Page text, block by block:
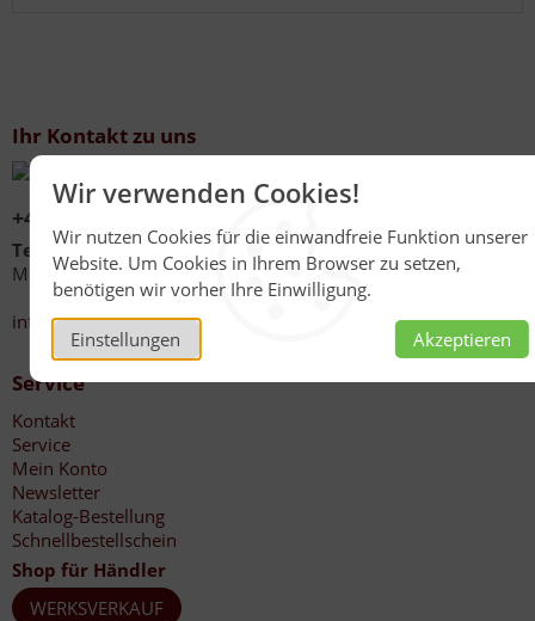
Wir verwenden Cookies!
Wir nutzen Cookies für die einwandfreie Funktion unserer
Website. Um Cookies in Ihrem Browser zu setzen,
benötigen wir vorher Ihre Einwilligung.
Einstellungen Akzeptieren
Ihr Kontakt zu uns
+49 (0)6267 1021
Telefonzeiten
Mo - Fr 08:00 - 12:00 Uhr
13:30 - 17:00 Uhr
info@honig-reinmuth.de
Service
Kontakt
Service
Mein Konto
Newsletter
Katalog-Bestellung
Schnellbestellschein
Shop für Händler
WERKSVERKAUF